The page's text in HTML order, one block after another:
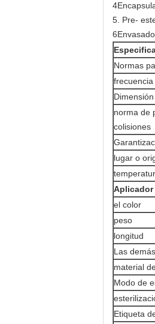
5. Pre-
Normas
frecuencia
Dimensión
norma de
colisiones
lugar o
el color
peso
longitud
Las demás
material
Modo de
Etiqueta